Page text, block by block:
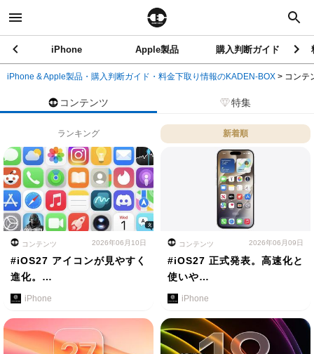
iPhone Apple製品 購入判断ガイド
iPhone & Apple製品・購入判断ガイド・料金下取り情報のKADEN-BOX > コンテ
コンテンツ 特集
ランキング 新着順
コンテンツ 2026年06月10日
#iOS27 アイコンが見やすく
進化。…
iPhone
コンテンツ 2026年06月09日
#iOS27 正式発表。高速化と
使いや…
iPhone